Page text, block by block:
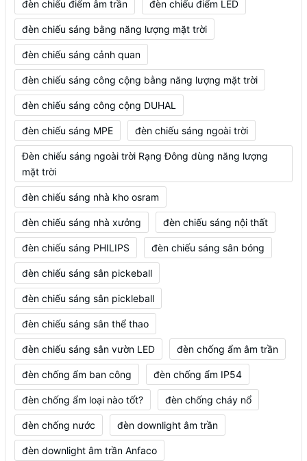
đèn chiếu điểm âm trần đèn chiếu điểm LED
đèn chiếu sáng bằng năng lượng mặt trời
đèn chiếu sáng cảnh quan
đèn chiếu sáng công cộng bằng năng lượng mặt trời
đèn chiếu sáng công cộng DUHAL
đèn chiếu sáng MPE đèn chiếu sáng ngoài trời
Đèn chiếu sáng ngoài trời Rạng Đông dùng năng lượng
mặt trời
đèn chiếu sáng nhà kho osram
đèn chiếu sáng nhà xưởng đèn chiếu sáng nội thất
đèn chiếu sáng PHILIPS đèn chiếu sáng sân bóng
đèn chiếu sáng sân pickeball
đèn chiếu sáng sân pickleball
đèn chiếu sáng sân thể thao
đèn chiếu sáng sân vườn LED đèn chống ẩm âm trần
đèn chống ẩm ban công đèn chống ẩm IP54
đèn chống ẩm loại nào tốt? đèn chống cháy nổ
đèn chống nước đèn downlight âm trần
đèn downlight âm trần Anfaco